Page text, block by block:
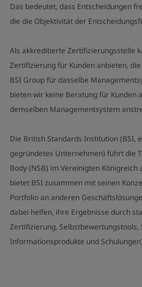
Das bedeutet, dass Entscheidungen
die die Objektivität der
Als akkreditierte Zertifizierungsstelle
Zertifizierung für Kunden anbieten,
BSI Group für dasselbe
bieten wir keine Beratung für Kunden
demselben Managementsystem
Die British Standards Institution (BSI,
gegründetes Unternehmen) führt die
Body (NSB) im Vereinigten
bietet BSI zusammen mit seinen
Portfolio an anderen
dabei helfen, ihre Ergebnisse durch
Zertifizierung, Selbstbewertungstools,
Informationsprodukte und